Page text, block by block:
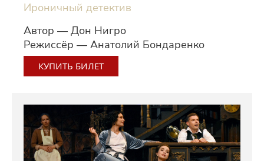
КУПИТЬ БИЛЕТ
Автор — Дон Нигро
Режиссёр — Анатолий Бондаренко
Ироничный детектив